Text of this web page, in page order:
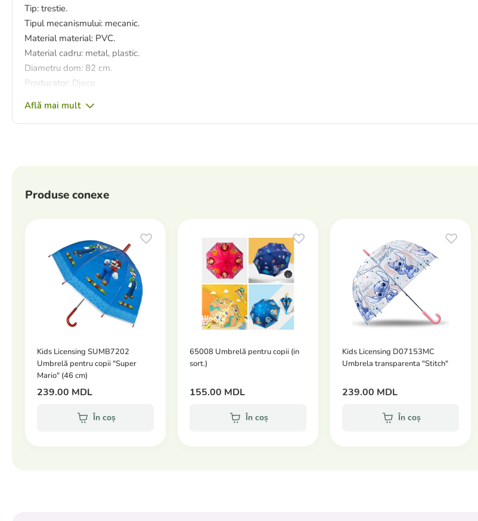
Tip: trestie.
Tipul mecanismului: mecanic.
Material material: PVC.
Material cadru: metal, plastic.
Diametru dom: 82 cm.
Producator: Djeco.
Află mai mult
Produse conexe
Kids Licensing SUMB7202
Umbrelă pentru copii "Super
Mario" (46 cm)
239.00 MDL
În coș
65008 Umbrelă pentru copii (in
sort.)
155.00 MDL
În coș
Kids Licensing D07153MC
Umbrela transparenta "Stitch"
239.00 MDL
În coș